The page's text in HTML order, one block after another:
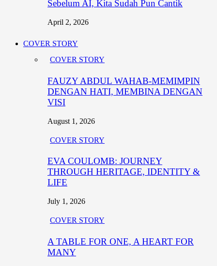
Sebelum AI, Kita Sudah Pun Cantik
April 2, 2026
COVER STORY
COVER STORY
FAUZY ABDUL WAHAB-MEMIMPIN
DENGAN HATI, MEMBINA DENGAN
VISI
August 1, 2026
COVER STORY
EVA COULOMB: JOURNEY
THROUGH HERITAGE, IDENTITY &
LIFE
July 1, 2026
COVER STORY
A TABLE FOR ONE, A HEART FOR
MANY